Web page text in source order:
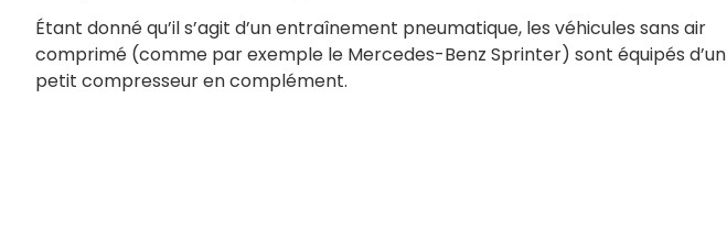
Étant donné qu’il s’agit d’un entraînement pneumatique, les véhicules sans air
comprimé (comme par exemple le Mercedes-Benz Sprinter) sont équipés d’un
petit compresseur en complément.